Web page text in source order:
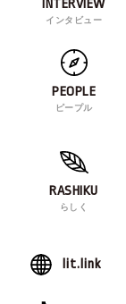
INTERVIEW
インタビュー
PEOPLE
ピープル
RASHIKU
らしく
lit.link